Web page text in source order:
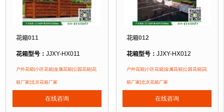
花箱011
花箱型号：JJXY-HX011
花箱规格：可根据客户需求定制！
花箱材质：金属镂空/铝合金/塑木/防腐木
花箱周期：现货花箱 即拍即发
1、花箱不会对环境产生污染。2、花箱在视觉上，线条流畅，外
户外花箱|小区花箱|金属花箱|公园花箱|花
箱厂家|北京花箱厂家
在线咨询
花箱012
花箱型号： JJXY-HX012
花箱规格：可根据客户需求定制！
花箱材质：金属镂空/铝合金/塑木/防
花箱周期：现货花箱 即拍即发
1、花箱不会对环境产生
户外花箱|小区花箱|金属花箱|公园花箱|花
箱厂家|北京花箱厂家
在线咨询